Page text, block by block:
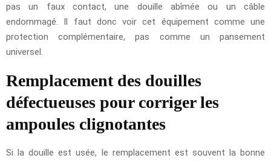
pas un faux contact, une douille abîmée ou un câble
endommagé. Il faut donc voir cet équipement comme une
protection complémentaire, pas comme un pansement
universel.
Remplacement des douilles
défectueuses pour corriger les
ampoules clignotantes
Si la douille est usée, le remplacement est souvent la bonne